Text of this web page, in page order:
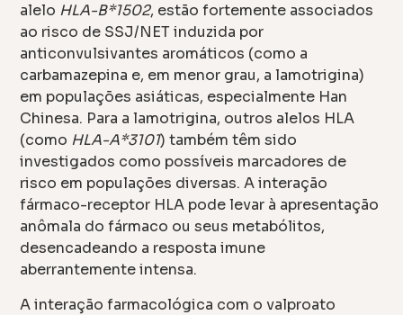
alelo HLA-B*1502, estão fortemente associados
ao risco de SSJ/NET induzida por
anticonvulsivantes aromáticos (como a
carbamazepina e, em menor grau, a lamotrigina)
em populações asiáticas, especialmente Han
Chinesa. Para a lamotrigina, outros alelos HLA
(como HLA-A*3101) também têm sido
investigados como possíveis marcadores de
risco em populações diversas. A interação
fármaco-receptor HLA pode levar à apresentação
anômala do fármaco ou seus metabólitos,
desencadeando a resposta imune
aberrantemente intensa.
A interação farmacológica com o valproato